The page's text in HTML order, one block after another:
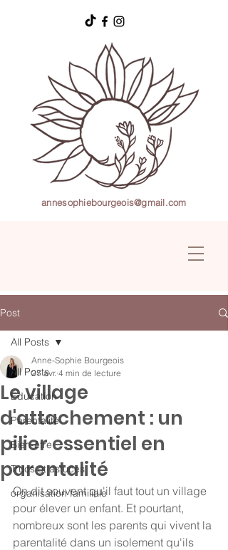
annesophiebourgeois@gmail.com
Post
All Posts
Éducation
Parentalité
Bien-être
Trucs et astuces
organisation familiale
All Posts
Le village
d'attachement : un
pilier essentiel en
parentalité
Anne-Sophie Bourgeois
27 avr. 4 min de lecture
On dit souvent qu'il faut tout un village
pour élever un enfant. Et pourtant,
nombreux sont les parents qui vivent la
parentalité dans un isolement qu'ils